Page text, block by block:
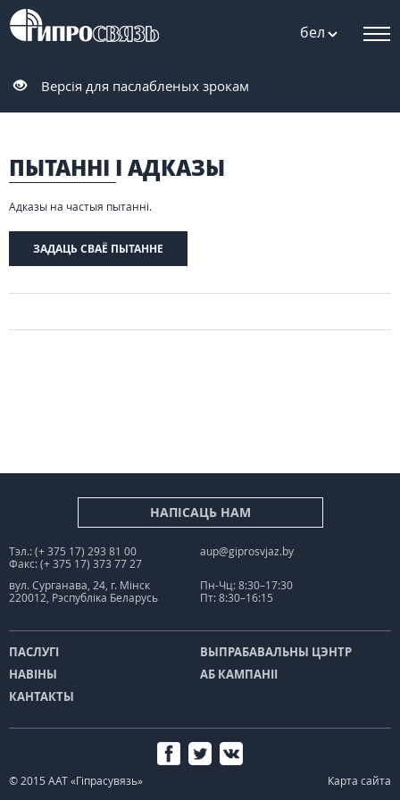
бел
Версія для паслабленых зрокам
ПЫТАННІ І АДКАЗЫ
Адказы на частыя пытанні.
ЗАДАЦЬ СВАЁ ПЫТАННЕ
НАПІСАЦЬ НАМ
Тэл.: (+ 375 17) 293 81 00
Факс: (+ 375 17) 373 77 27
aup@giprosvjaz.by
вул. Сурганава, 24, г. Мінск
220012, Рэспубліка Беларусь
Пн-Чц: 8:30–17:30
Пт: 8:30–16:15
ПАСЛУГІ
ВЫПРАБАВАЛЬНЫ ЦЭНТР
НАВІНЫ
АБ КАМПАНІІ
КАНТАКТЫ
© 2015 ААТ «Гіпрасувязь» Карта сайта